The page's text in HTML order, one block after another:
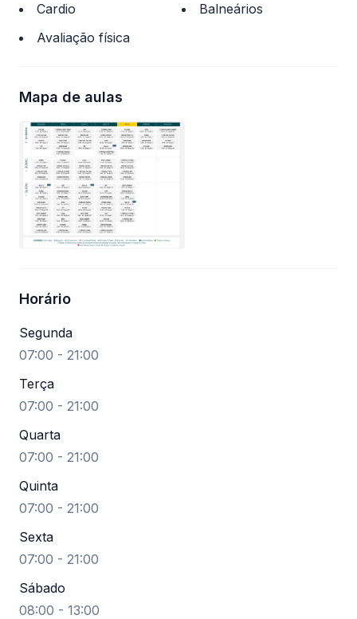
Cardio
Balneários
Avaliação física
Mapa de aulas
Horário
Segunda
07:00 - 21:00
Terça
07:00 - 21:00
Quarta
07:00 - 21:00
Quinta
07:00 - 21:00
Sexta
07:00 - 21:00
Sábado
08:00 - 13:00